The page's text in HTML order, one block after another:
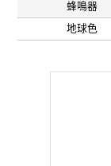
蜂鳴器
地球色